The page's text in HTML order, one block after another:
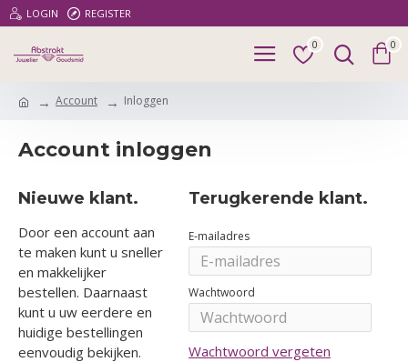
LOGIN REGISTER
0 0
Account Inloggen
Account inloggen
Nieuwe klant.
Door een account aan
te maken kunt u sneller
en makkelijker
bestellen. Daarnaast
kunt u uw eerdere en
huidige bestellingen
eenvoudig bekijken.
Terugkerende klant.
E-mailadres
Wachtwoord
Wachtwoord vergeten